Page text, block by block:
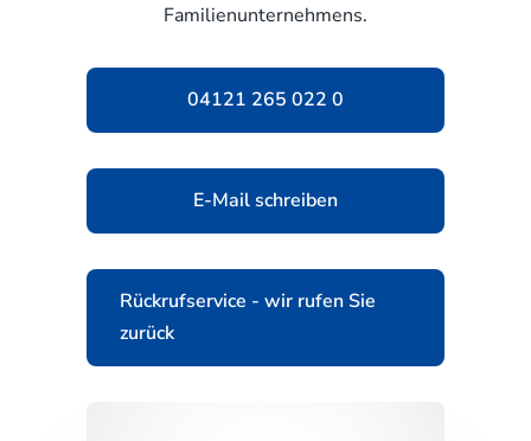
Familienunternehmens.
04121 265 022 0
E-Mail schreiben
Rückrufservice - wir rufen Sie
zurück